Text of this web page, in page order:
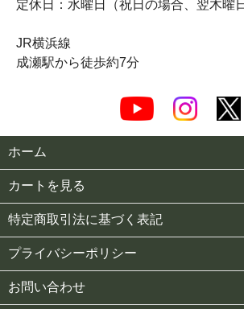
定休日：水曜日（祝日の場合、翌木曜日
JR横浜線
成瀬駅から徒歩約7分
ホーム
カートを見る
特定商取引法に基づく表記
プライバシーポリシー
お問い合わせ